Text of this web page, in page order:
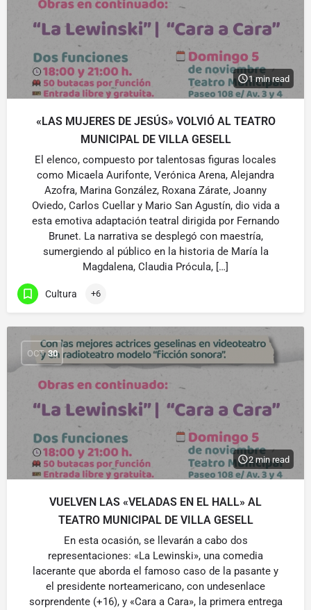
1 min read
«LAS MUJERES DE JESÚS» VOLVIÓ AL TEATRO
MUNICIPAL DE VILLA GESELL
El elenco, compuesto por talentosas figuras locales
como Micaela Aurifonte, Verónica Arena, Alejandra
Azofra, Marina González, Roxana Zárate, Joanny
Oviedo, Carlos Cuellar y Mario San Agustín, dio vida a
esta emotiva adaptación teatral dirigida por Fernando
Brunet. La narrativa se desplegó con maestría,
sumergiendo al público en la historia de María la
Magdalena, Claudia Prócula, […]
Cultura +6
OCT 30
2 min read
VUELVEN LAS «VELADAS EN EL HALL» AL
TEATRO MUNICIPAL DE VILLA GESELL
En esta ocasión, se llevarán a cabo dos
representaciones: «La Lewinski», una comedia
lacerante que aborda el famoso caso de la pasante y
el presidente norteamericano, con undesenlace
sorprendente (+16), y «Cara a Cara», la primera entrega